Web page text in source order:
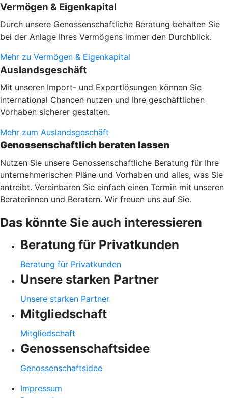
Vermögen & Eigenkapital
Durch unsere Genossenschaftliche Beratung behalten Sie
bei der Anlage Ihres Vermögens immer den Durchblick.
Mehr zu Vermögen & Eigenkapital
Auslandsgeschäft
Mit unseren Import- und Exportlösungen können Sie
international Chancen nutzen und Ihre geschäftlichen
Vorhaben sicherer gestalten.
Mehr zum Auslandsgeschäft
Genossenschaftlich beraten lassen
Nutzen Sie unsere Genossenschaftliche Beratung für Ihre
unternehmerischen Pläne und Vorhaben und alles, was Sie
antreibt. Vereinbaren Sie einfach einen Termin mit unseren
Beraterinnen und Beratern. Wir freuen uns auf Sie.
Das könnte Sie auch interessieren
Beratung für Privatkunden
Beratung für Privatkunden
Unsere starken Partner
Unsere starken Partner
Mitgliedschaft
Mitgliedschaft
Genossenschaftsidee
Genossenschaftsidee
Impressum